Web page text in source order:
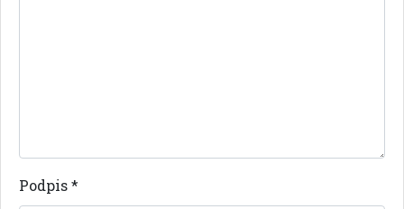
Podpis*